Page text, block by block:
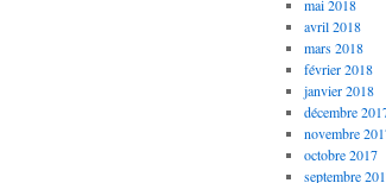
mai 2018
avril 2018
mars 2018
février 2018
janvier 2018
décembre
novembre
octobre 2017
septembre